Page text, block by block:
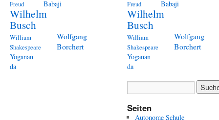
Freud
Babaji
Wilhelm
Busch
William
Shakespeare
Wolfgang
Borchert
Yoganan
da
Freud
Babaji
Wilhelm
Busch
William
Shakespeare
Wolfgang
Borchert
Yoganan
da
Seiten
Autonome Schule